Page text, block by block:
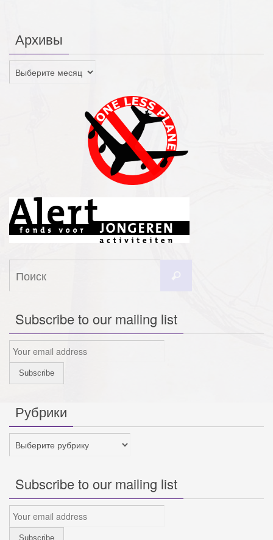
Архивы
Архивы
Subscribe to our mailing list
Рубрики
Рубрики
Subscribe to our mailing list